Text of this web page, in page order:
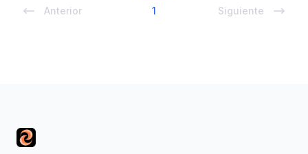
Anterior 1 Siguiente